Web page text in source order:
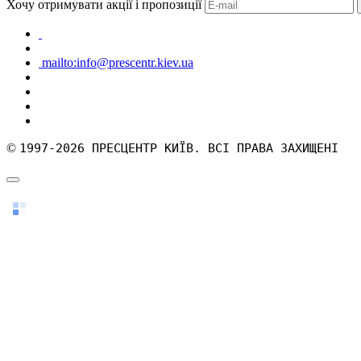
Хочу отримувати акції і пропозиції
mailto:info@prescentr.kiev.ua
© 1997-2026 ПРЕСЦЕНТР КИЇВ. ВСІ ПРАВА ЗАХИЩЕНІ